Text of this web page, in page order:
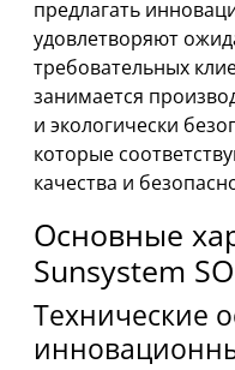
предлагать
удовлетворяют
требовательных
занимается
и экологически
которые
качества и
Основные
Sunsystem
Технические